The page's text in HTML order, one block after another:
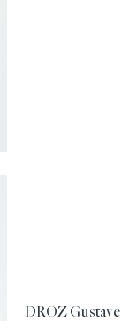
DROZ Gustave